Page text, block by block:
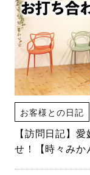
お客様との日記
【訪問日記】
せ！【時々みか